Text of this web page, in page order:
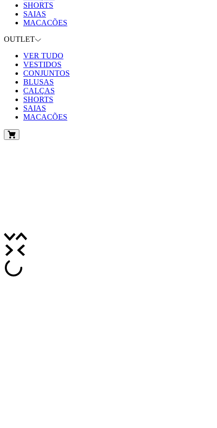
SHORTS
SAIAS
MACACÕES
OUTLET
VER TUDO
VESTIDOS
CONJUNTOS
BLUSAS
CALÇAS
SHORTS
SAIAS
MACACÕES